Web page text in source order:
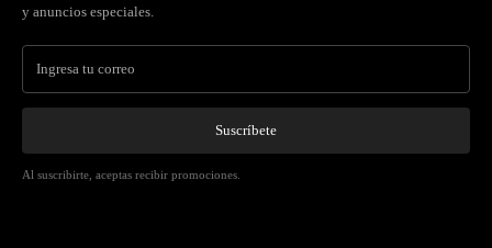
y anuncios especiales.
Suscríbete
Al suscribirte, aceptas recibir promociones.